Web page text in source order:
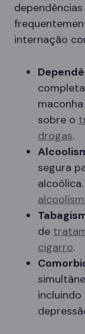
internação
sobre o
drogas.
segura
de
cigarro.
incluindo